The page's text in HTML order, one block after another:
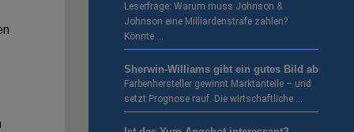
Leserfrage: Warum muss Johnson &
Johnson eine Milliardenstrafe zahlen?
Könnte …
Sherwin-Williams gibt ein gutes Bild ab
Farbenhersteller gewinnt Marktanteile – und
setzt Prognose rauf. Die wirtschaftliche …